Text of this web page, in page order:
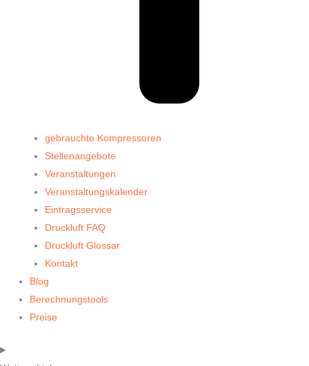
gebrauchte Kompressoren
Stellenangebote
Veranstaltungen
Veranstaltungskalender
Eintragsservice
Druckluft FAQ
Druckluft Glossar
Kontakt
Blog
Berechnungstools
Preise